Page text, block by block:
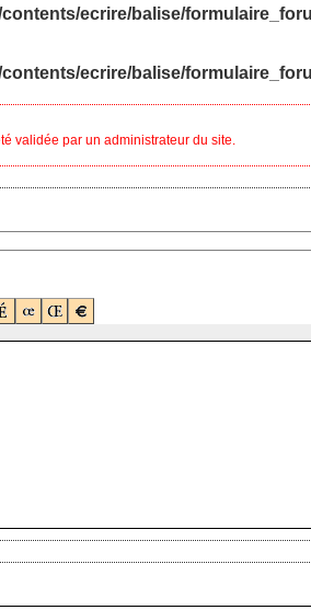
ecrire/balise/
ecrire/balise/
validée par un administrateur du site.